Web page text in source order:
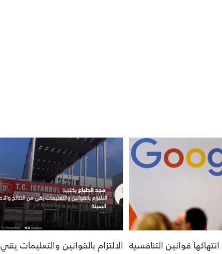
قوانين التنافسية الالتزام بالقوانين والتعليمات يقي